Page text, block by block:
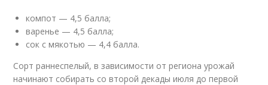
компот — 4,5 балла;
варенье — 4,5 балла;
сок с мякотью — 4,4 балла.
Сорт раннеспелый, в зависимости от региона урожай
начинают собирать со второй декады июля до первой